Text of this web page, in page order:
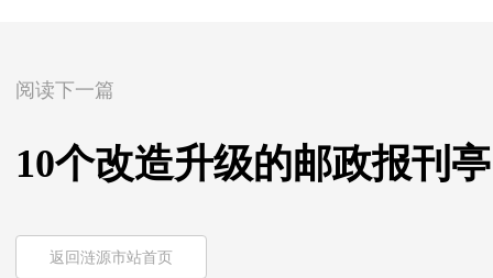
阅读下一篇
10个改造升级的邮政报刊
返回涟源市站首页